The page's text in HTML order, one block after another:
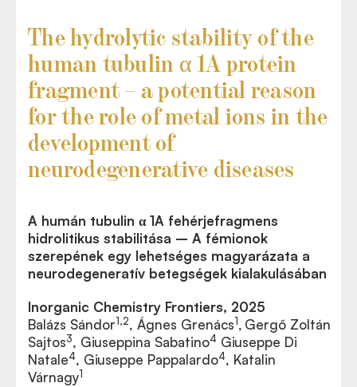
The hydrolytic stability of the
human tubulin α 1A protein
fragment – a potential reason
for the role of metal ions in the
development of
neurodegenerative diseases
A humán tubulin α 1A fehérjefragmens
hidrolitikus stabilitása – A fémionok
szerepének egy lehetséges magyarázata a
neurodegeneratív betegségek kialakulásában
Inorganic Chemistry Frontiers, 2025
Balázs Sándor1,2, Ágnes Grenács1, Gergő Zoltán
Sajtos3, Giuseppina Sabatino4 Giuseppe Di
Natale4, Giuseppe Pappalardo4, Katalin
Várnagy1